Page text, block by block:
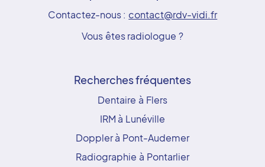
Contactez-nous : contact@rdv-vidi.fr
Vous êtes radiologue ?
Recherches fréquentes
Dentaire à Flers
IRM à Lunéville
Doppler à Pont-Audemer
Radiographie à Pontarlier